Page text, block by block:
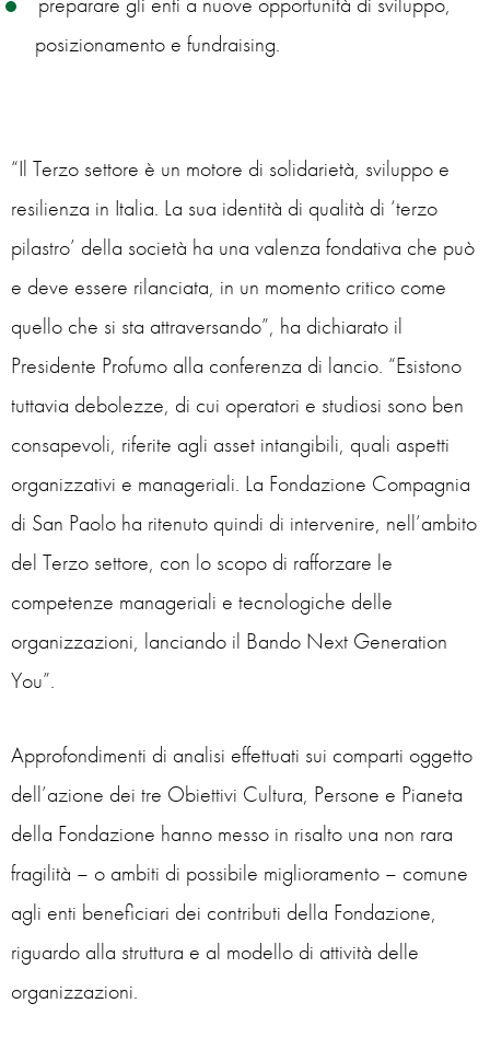
posizionamento e fundraising.
“Il Terzo settore è un motore di solidarietà, sviluppo e
resilienza in Italia. La sua identità di qualità di ‘terzo
pilastro’ della società ha una valenza fondativa che può
e deve essere rilanciata, in un momento critico come
quello che si sta attraversando”, ha dichiarato il
Presidente Profumo alla conferenza di lancio. “Esistono
tuttavia debolezze, di cui operatori e studiosi sono ben
consapevoli, riferite agli asset intangibili, quali aspetti
organizzativi e manageriali. La Fondazione Compagnia
di San Paolo ha ritenuto quindi di intervenire, nell’ambito
del Terzo settore, con lo scopo di rafforzare le
competenze manageriali e tecnologiche delle
organizzazioni, lanciando il Bando Next Generation
You”.
Approfondimenti di analisi effettuati sui comparti oggetto
dell’azione dei tre Obiettivi Cultura, Persone e Pianeta
della Fondazione hanno messo in risalto una non rara
fragilità – o ambiti di possibile miglioramento – comune
agli enti beneficiari dei contributi della Fondazione,
riguardo alla struttura e al modello di attività delle
organizzazioni.